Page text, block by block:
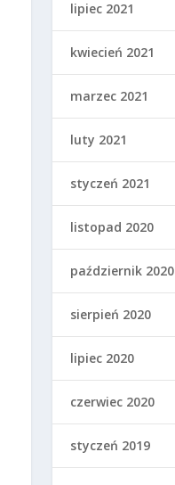
lipiec 2021
kwiecień 2021
marzec 2021
luty 2021
styczeń 2021
listopad 2020
październik 2020
sierpień 2020
lipiec 2020
czerwiec 2020
styczeń 2019